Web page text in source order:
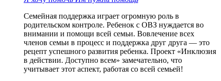
Семейная поддержка играет огромную роль в
родительском контроле. Ребенок с ОВЗ нуждается во
внимании и помощи всей семьи. Вовлечение всех
членов семьи в процесс и поддержка друг друга — это
рецепт успешного развития ребенка. Проект «Инклюзия
в действии. Доступно всем» замечательно, что
учитывает этот аспект, работая со всей семьей!